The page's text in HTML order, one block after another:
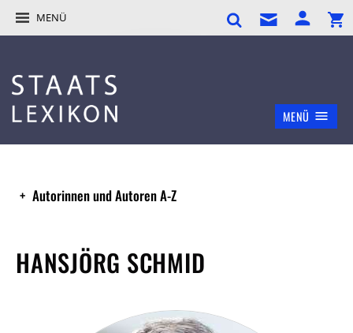
MENÜ
MENÜ
Autorinnen und Autoren A-Z
HANSJÖRG SCHMID